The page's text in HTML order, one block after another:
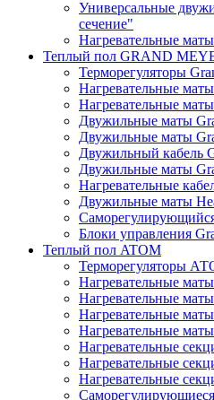
Универсальные
сечение"
Нагревательные
Теплый пол GRAND
Терморегуляторы
Нагревательные
Нагревательные
Двужильные маты
Двужильные маты
Двужильный кабель
Двужильные маты
Нагревательные
Двужильные маты
Блоки управления
Теплый пол ATOM
Терморегуляторы
Нагревательные
Нагревательные
Нагревательные
Нагревательные
Нагревательные
Нагревательные
Нагревательные